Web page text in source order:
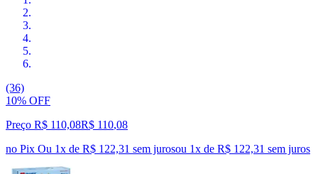
(36)
10% OFF
Preço R$ 110,08R$ 110,08
no Pix Ou 1x de R$ 122,31 sem jurosou 1x de R$ 122,31 sem juros